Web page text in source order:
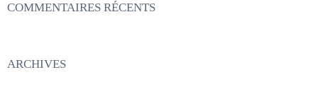
COMMENTAIRES RÉCENTS
ARCHIVES